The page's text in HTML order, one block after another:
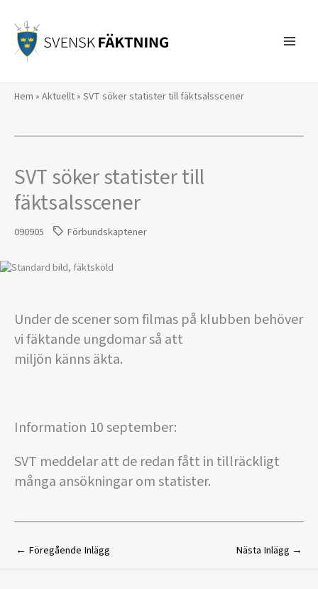
innehåll
Hem » Aktuellt» SVT söker statister till fäktsalsscener
SVT söker statister till
fäktsalsscener
090905 Förbundskaptener
Under de scener som filmas på klubben behöver
vi fäktande ungdomar så att
miljön känns äkta.
Information 10 september:
SVT meddelar att de redan fått in tillräckligt
många ansökningar om statister.
← Föregående Inlägg Nästa Inlägg →